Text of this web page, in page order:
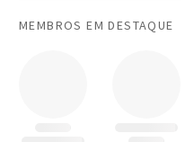
MEMBROS EM DESTAQUE